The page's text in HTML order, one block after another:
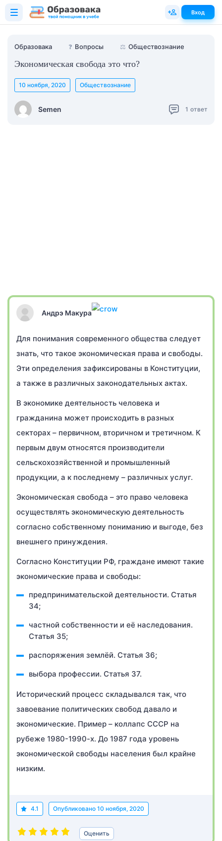
Образовака ❓ Вопросы ⚖️ Обществознание
Экономическая свобода это что?
Semen
10 ноября, 2020 Обществознание
1 ответ
Андрэ Макура
Для понимания современного общества следует
знать, что такое экономическая права и свободы.
Эти определения зафиксированы в Конституции,
а также в различных законодательных актах.
В экономике деятельность человека и
гражданина может происходить в разных
секторах – первичном, вторичном и третичном. К
первым двум относятся производители
сельскохозяйственной и промышленный
продукции, а к последнему – различных услуг.
Экономическая свобода – это право человека
осуществлять экономическую деятельность
согласно собственному пониманию и выгоде, без
внешнего принуждения.
Согласно Конституции РФ, граждане имеют такие
экономические права и свободы:
предпринимательской деятельности. Статья
34;
частной собственности и её наследования.
Статья 35;
распоряжения землёй. Статья 36;
выбора профессии. Статья 37.
Исторический процесс складывался так, что
завоевание политических свобод давало и
экономические. Пример – коллапс СССР на
рубеже 1980-1990-х. До 1987 года уровень
экономической свободы населения был крайне
низким.
4.1 Опубликовано 10 ноября, 2020
Оценить
Вход